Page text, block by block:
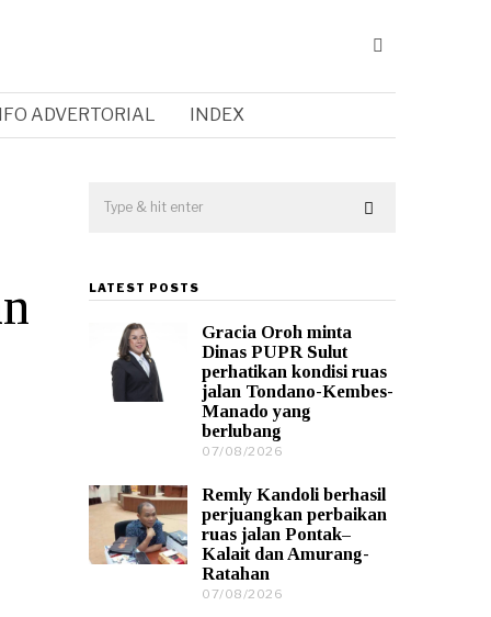
ADVERTORIAL INDEX
LATEST POSTS
Gracia Oroh minta
Dinas PUPR Sulut
perhatikan kondisi ruas
jalan Tondano-Kembes-
Manado yang
berlubang
07/08/2026
0
8
/
2
Remly Kandoli berhasil
perjuangkan perbaikan
ruas jalan Pontak–
Kalait dan Amurang-
Ratahan
07/08/2026